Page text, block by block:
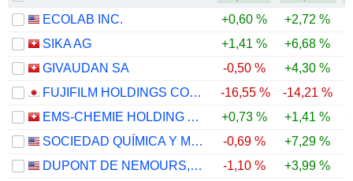
ECOLAB INC.
+0,60 % +2,72 %
SIKA AG
+1,41 % +6,68 %
GIVAUDAN SA
-0,50 % +4,30 %
FUJIFILM HOLDINGS CORPORATION
-16,55 % -14,21 %
EMS-CHEMIE HOLDING AG
+0,73 % +1,41 %
SOCIEDAD QUÍMICA Y MINERA DE CHILE S.A.
-0,69 % +7,29 %
DUPONT DE NEMOURS, INC.
-1,10 % +3,99 %